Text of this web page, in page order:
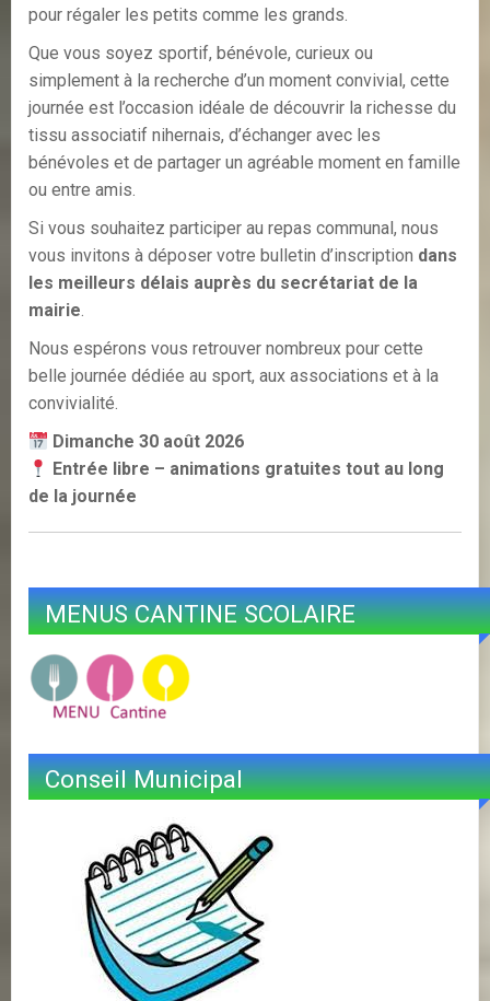
pour régaler les petits comme les grands.
Que vous soyez sportif, bénévole, curieux ou
simplement à la recherche d’un moment convivial, cette
journée est l’occasion idéale de découvrir la richesse du
tissu associatif nihernais, d’échanger avec les
bénévoles et de partager un agréable moment en famille
ou entre amis.
Si vous souhaitez participer au repas communal, nous
vous invitons à déposer votre bulletin d’inscription dans
les meilleurs délais auprès du secrétariat de la
mairie.
Nous espérons vous retrouver nombreux pour cette
belle journée dédiée au sport, aux associations et à la
convivialité.
Dimanche 30 août 2026
Entrée libre – animations gratuites tout au long
de la journée
MENUS CANTINE SCOLAIRE
Conseil Municipal